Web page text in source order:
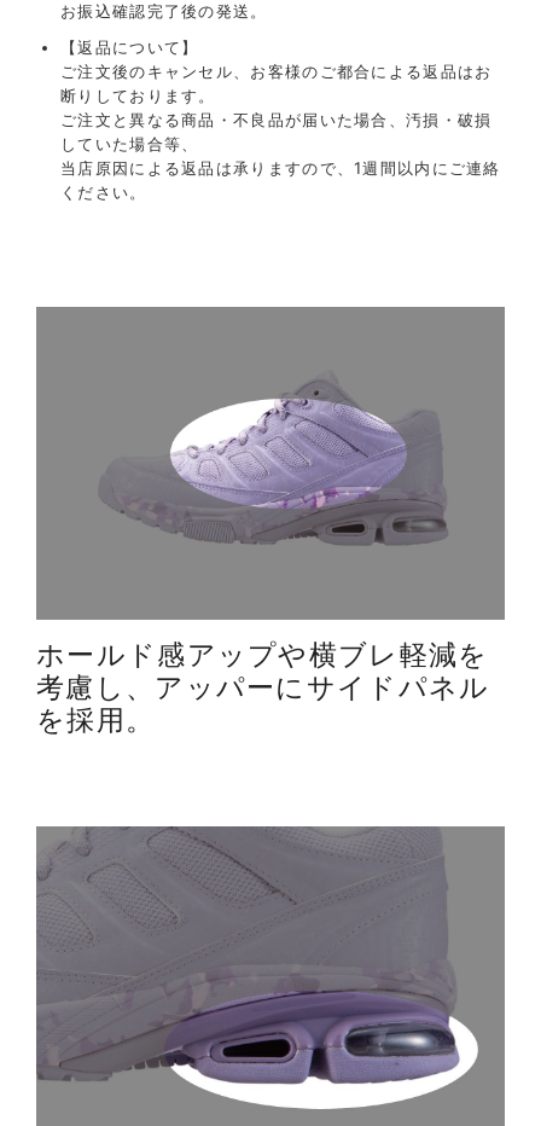
お振込確認完了後の発送。
【返品について】
ご注文後のキャンセル、お客様のご都合による返品はお
断りしております。
ご注文と異なる商品・不良品が届いた場合、汚損・破損
していた場合等、
当店原因による返品は承りますので、1週間以内にご連絡
ください。
ホールド感アップや横ブレ軽減を
考慮し、アッパーにサイドパネル
を採用。